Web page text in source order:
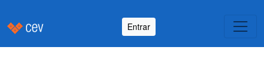
Entrar